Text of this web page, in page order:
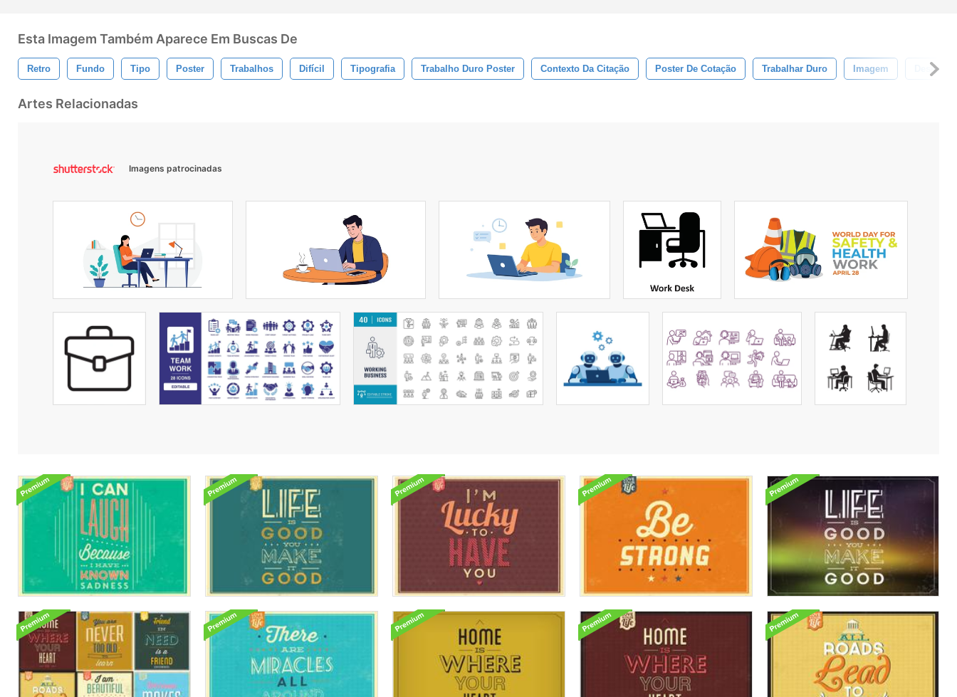
Esta Imagem Também Aparece Em Buscas De
Retro Fundo Tipo Poster Trabalhos Difícil Tipografia Trabalho Duro Poster Contexto Da Citação Poster De Cotação Trabalhar Duro Imagem Desenhar
Artes Relacionadas
Imagens patrocinadas